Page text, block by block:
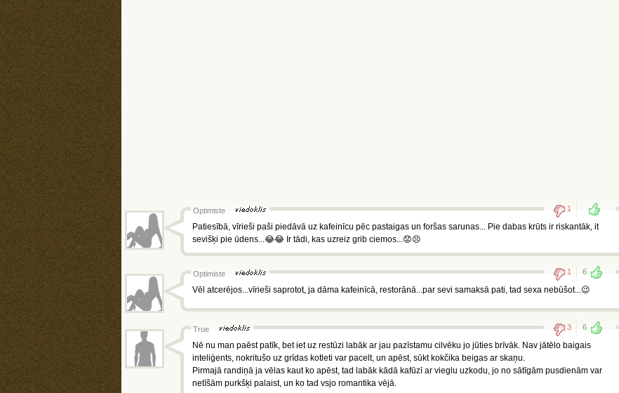
Optimiste 1
Patiesībā, vīrieši paši piedāvā uz kafeinīcu pēc pastaigas un foršas sarunas... Pie dabas krūts ir riskantāk, it
sevišķi pie ūdens...😂😂 Ir tādi, kas uzreiz grib ciemos...😟😣
Optimiste 1 6
Vēl atcerējos...vīrieši saprotot, ja dāma kafeinīcā, restorānā...par sevi samaksā pati, tad sexa nebūšot...😉
True 3 6
Nē nu man paēst patīk, bet iet uz restūzi labāk ar jau pazīstamu cilvēku jo jūties brīvāk. Nav jātēlo baigais
inteliģents, nokritušo uz grīdas kotleti var pacelt, un apēst, sūkt kokčika beigas ar skaņu.
Pirmajā randiņā ja vēlas kaut ko apēst, tad labāk kādā kafūzī ar vieglu uzkodu, jo no sātīgām pusdienām var
netīšām purkšķi palaist, un ko tad vsjo romantika vējā.